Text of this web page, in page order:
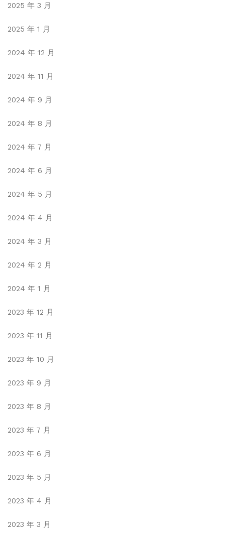
2025 年 3 月
2025 年 1 月
2024 年 12 月
2024 年 11 月
2024 年 9 月
2024 年 8 月
2024 年 7 月
2024 年 6 月
2024 年 5 月
2024 年 4 月
2024 年 3 月
2024 年 2 月
2024 年 1 月
2023 年 12 月
2023 年 11 月
2023 年 10 月
2023 年 9 月
2023 年 8 月
2023 年 7 月
2023 年 6 月
2023 年 5 月
2023 年 4 月
2023 年 3 月